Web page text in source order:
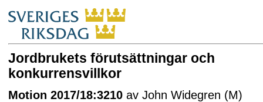
Jordbrukets förutsättningar och
konkurrensvillkor
Motion 2017/18:3210 av John Widegren (M)